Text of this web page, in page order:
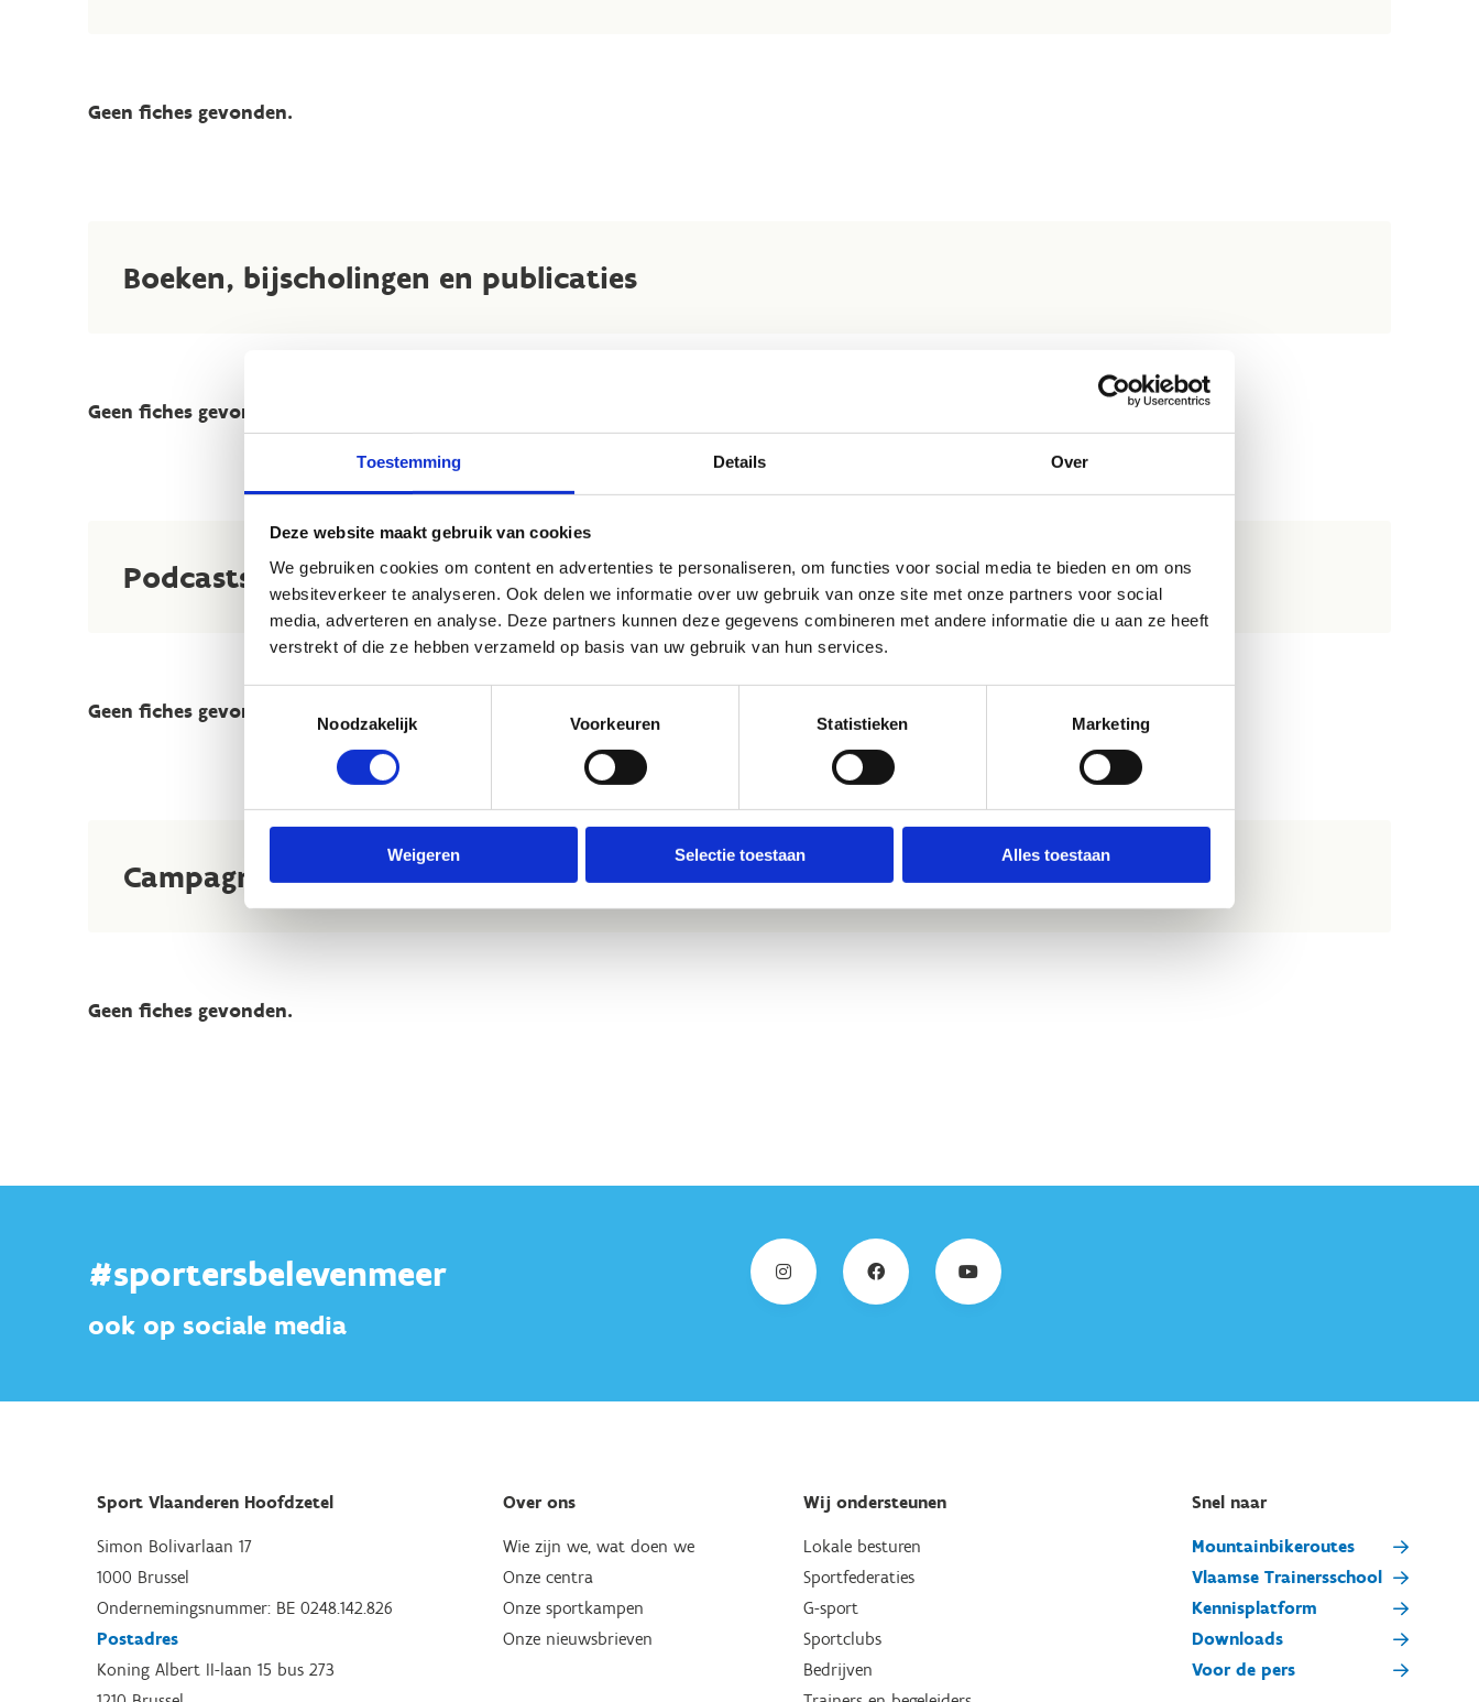
Toestemming Details Over
Deze website maakt gebruik van cookies
We gebruiken cookies om content en advertenties te personaliseren, om functies voor social media te bieden en om ons
websiteverkeer te analyseren. Ook delen we informatie over uw gebruik van onze site met onze partners voor social
media, adverteren en analyse. Deze partners kunnen deze gegevens combineren met andere informatie die u aan ze heeft
verstrekt of die ze hebben verzameld op basis van uw gebruik van hun services.
Noodzakelijk
Voorkeuren Statistieken Marketing
Weigeren Selectie toestaan Alles toestaan
Geen fiches gevonden.
Boeken, bijscholingen en publicaties
Geen fiches gevonden.
Podcasts
Geen fiches gevonden.
Campagnes en (online) tools
Geen fiches gevonden.
#sportersbelevenmeer
ook op sociale media
Sport Vlaanderen Hoofdzetel
Simon Bolivarlaan 17
1000 Brussel
Ondernemingsnummer: BE 0248.142.826
Postadres
Koning Albert II-laan 15 bus 273
Over ons
Wie zijn we, wat doen we
Onze centra
Onze sportkampen
Onze nieuwsbrieven
Wij ondersteunen
Lokale besturen
Sportfederaties
G-sport
Sportclubs
Bedrijven
Snel naar
Mountainbikeroutes
Vlaamse Trainersschool
Kennisplatform
Downloads
Voor de pers